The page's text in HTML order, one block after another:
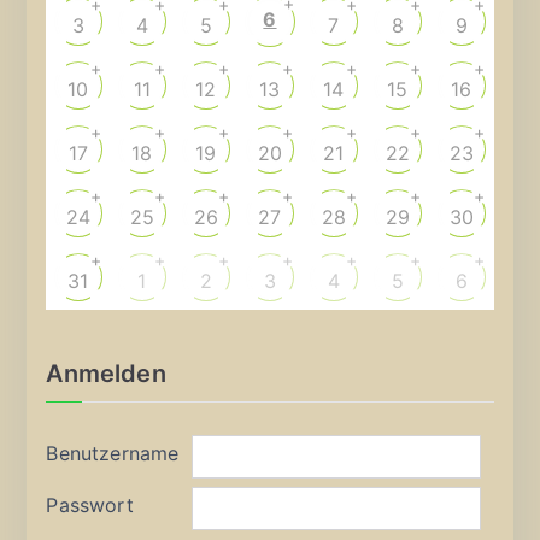
3
+
4
+
5
+
6 7
+
8
+
9
+
10
+
11
+
12
+
13
+
14
+
15
+
16
+
17
+
18
+
19
+
20
+
21
+
22
+
23
+
24
+
25
+
26
+
27
+
28
+
29
+
30
+
31
+
1
+
2
+
3
+
4
+
5
+
6
+
Anmelden
Benutzername
Passwort